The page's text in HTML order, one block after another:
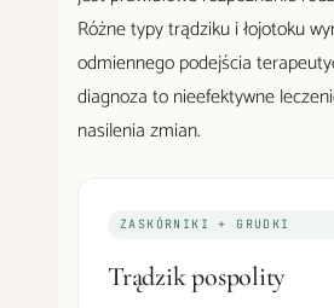
Różne typy trądziku i łojotoku
odmiennego podejścia
diagnoza to nieefektywne
nasilenia zmian.
ZASKÓRNIKI + GRUDKI
Trądzik pospolity